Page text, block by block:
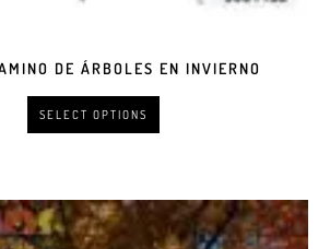
DE ÁRBOLES EN INVIERNO
SELECT OPTIONS